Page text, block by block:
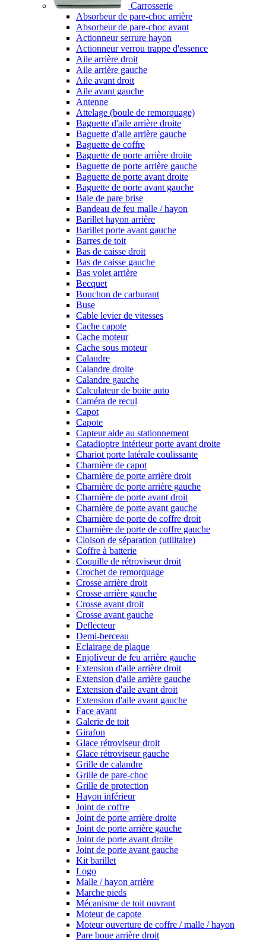
Carrosserie
Absorbeur de pare-choc arrière
Absorbeur de pare-choc avant
Actionneur serrure hayon
Actionneur verrou trappe d'essence
Aile arrière droit
Aile arrière gauche
Aile avant droit
Aile avant gauche
Antenne
Attelage (boule de remorquage)
Baguette d'aile arrière droite
Baguette d'aile arrière gauche
Baguette de coffre
Baguette de porte arrière droite
Baguette de porte arrière gauche
Baguette de porte avant droite
Baguette de porte avant gauche
Baie de pare brise
Bandeau de feu malle / hayon
Barillet hayon arrière
Barillet porte avant gauche
Barres de toit
Bas de caisse droit
Bas de caisse gauche
Bas volet arrière
Becquet
Bouchon de carburant
Buse
Cable levier de vitesses
Cache capote
Cache moteur
Cache sous moteur
Calandre
Calandre droite
Calandre gauche
Calculateur de boite auto
Caméra de recul
Capot
Capote
Capteur aide au stationnement
Catadioptre intérieur porte avant droite
Chariot porte latérale coulissante
Charnière de capot
Charnière de porte arrière droit
Charnière de porte arrière gauche
Charnière de porte avant droit
Charnière de porte avant gauche
Charnière de porte de coffre droit
Charnière de porte de coffre gauche
Cloison de séparation (utilitaire)
Coffre à batterie
Coquille de rétroviseur droit
Crochet de remorquage
Crosse arrière droit
Crosse arrière gauche
Crosse avant droit
Crosse avant gauche
Deflecteur
Demi-berceau
Eclairage de plaque
Enjoliveur de feu arrière gauche
Extension d'aile arrière droit
Extension d'aile arrière gauche
Extension d'aile avant droit
Extension d'aile avant gauche
Face avant
Galerie de toit
Girafon
Glace rétroviseur droit
Glace rétroviseur gauche
Grille de calandre
Grille de pare-choc
Grille de protection
Hayon inférieur
Joint de coffre
Joint de porte arrière droite
Joint de porte arrière gauche
Joint de porte avant droite
Joint de porte avant gauche
Kit barillet
Logo
Malle / hayon arrière
Marche pieds
Mécanisme de toit ouvrant
Moteur de capote
Moteur ouverture de coffre / malle / hayon
Pare boue arrière droit